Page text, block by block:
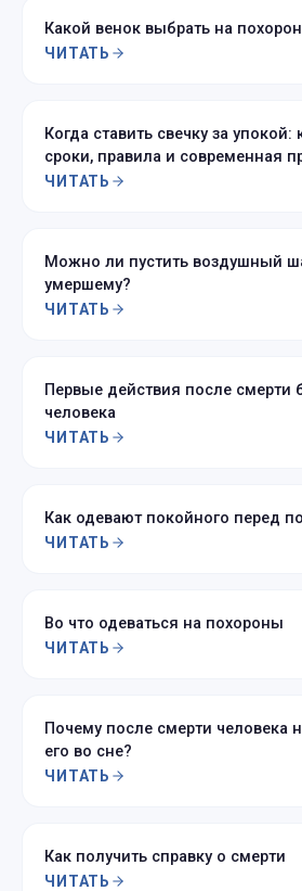
Какой венок выбрать на
ЧИТАТЬ
Когда ставить свечку за упокой:
сроки, правила и современная
ЧИТАТЬ
Можно ли пустить воздушный
умершему?
ЧИТАТЬ
Первые действия после смерти
человека
ЧИТАТЬ
Как одевают покойного перед
ЧИТАТЬ
Во что одеваться на похороны
ЧИТАТЬ
Почему после смерти человека
его во сне?
ЧИТАТЬ
Как получить справку о смерти
ЧИТАТЬ